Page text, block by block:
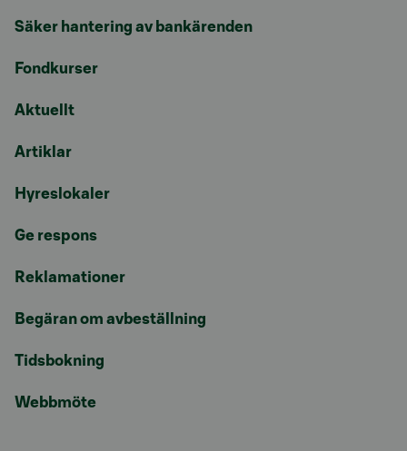
Säker hantering av bankärenden
Fondkurser
Aktuellt
Artiklar
Hyreslokaler
Ge respons
Reklamationer
Begäran om avbeställning
Tidsbokning
Webbmöte